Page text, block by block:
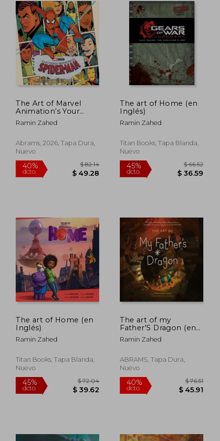
45% 45%
The Art of Marvel
Animation’s Your
Friendly
Neighborhood
Ramin Zahed
Abrams, 2026, Tapa Dura,
Nuevo
The art of Home (en
Inglés)
Ramin Zahed
Titan Books, Tapa Blanda,
Nuevo
The art of Home (en
Inglés)
Ramin Zahed
Titan Books, Tapa Blanda,
Nuevo
The art of my
Father'S Dragon (en
Inglés)
Ramin Zahed
ABRAMS, Tapa Dura,
Nuevo